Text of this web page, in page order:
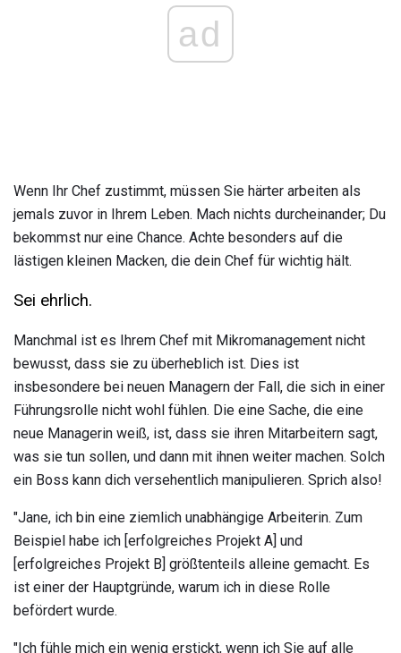
ad
Wenn Ihr Chef zustimmt, müssen Sie härter arbeiten als
jemals zuvor in Ihrem Leben. Mach nichts durcheinander; Du
bekommst nur eine Chance. Achte besonders auf die
lästigen kleinen Macken, die dein Chef für wichtig hält.
Sei ehrlich.
Manchmal ist es Ihrem Chef mit Mikromanagement nicht
bewusst, dass sie zu überheblich ist. Dies ist
insbesondere bei neuen Managern der Fall, die sich in einer
Führungsrolle nicht wohl fühlen. Die eine Sache, die eine
neue Managerin weiß, ist, dass sie ihren Mitarbeitern sagt,
was sie tun sollen, und dann mit ihnen weiter machen. Solch
ein Boss kann dich versehentlich manipulieren. Sprich also!
"Jane, ich bin eine ziemlich unabhängige Arbeiterin. Zum
Beispiel habe ich [erfolgreiches Projekt A] und
[erfolgreiches Projekt B] größtenteils alleine gemacht. Es
ist einer der Hauptgründe, warum ich in diese Rolle
befördert wurde.
"Ich fühle mich ein wenig erstickt, wenn ich Sie auf alle